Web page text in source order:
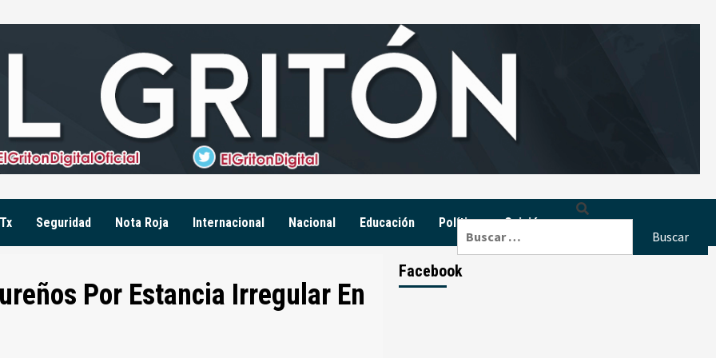
Seguridad Nota Roja Internacional Nacional Educación Política Opinión
Por Estancia Irregular En
Facebook